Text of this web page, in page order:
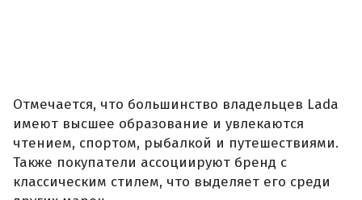
Отмечается, что большинство владельцев Lada
имеют высшее образование и увлекаются
чтением, спортом, рыбалкой и путешествиями.
Также покупатели ассоциируют бренд с
классическим стилем, что выделяет его среди